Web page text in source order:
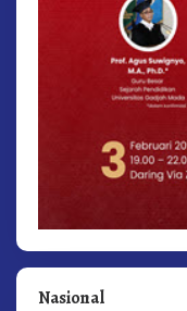
Nasional